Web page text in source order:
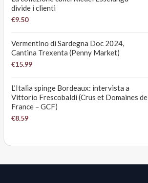
divide i clienti
€9.50
Vermentino di Sardegna Doc 2024,
Cantina Trexenta (Penny Market)
€15.99
L’Italia spinge Bordeaux: intervista a
Vittorio Frescobaldi (Crus et Domaines de
France – GCF)
€8.59